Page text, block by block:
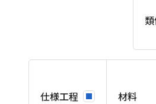
仕様工程 材料